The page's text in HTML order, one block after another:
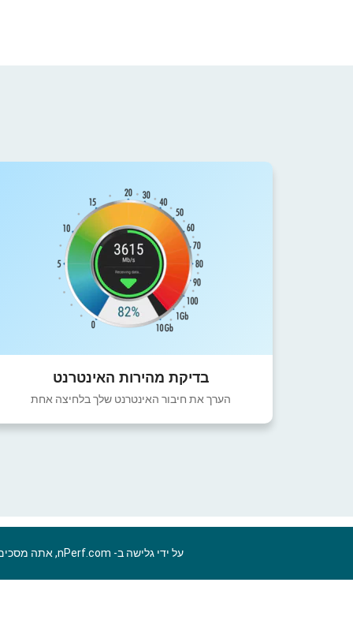
בדיקת מהירות האינטרנט
הערך את חיבור האינטרנט שלך בלחיצה אחת
על ידי גלישה ב- nPerf.com, אתה מסכים ל